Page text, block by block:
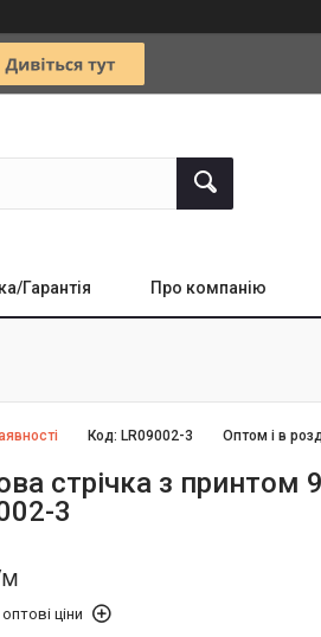
Гарантія Про компанію
Оптом і в
Код: LR09002-3
стрічка з принтом
3
ціни